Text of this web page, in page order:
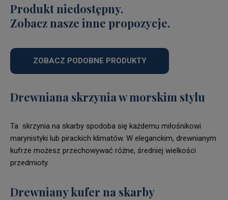
Produkt niedostępny.
Zobacz nasze inne propozycje.
ZOBACZ PODOBNE PRODUKTY
Drewniana skrzynia w morskim stylu
Ta skrzynia na skarby spodoba się każdemu miłośnikowi
marynistyki lub pirackich klimatów. W eleganckim, drewnianym
kufrze możesz przechowywać różne, średniej wielkości
przedmioty.
Drewniany kufer na skarby